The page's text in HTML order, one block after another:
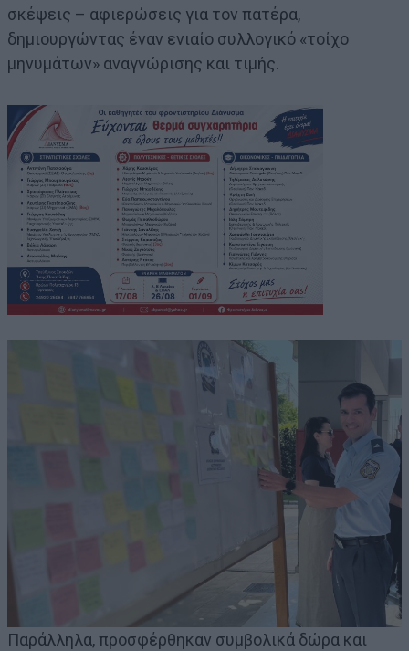
σκέψεις – αφιερώσεις για τον πατέρα,
δημιουργώντας έναν ενιαίο συλλογικό «τοίχο
μηνυμάτων» αναγνώρισης και τιμής.
Παράλληλα, προσφέρθηκαν συμβολικά δώρα και